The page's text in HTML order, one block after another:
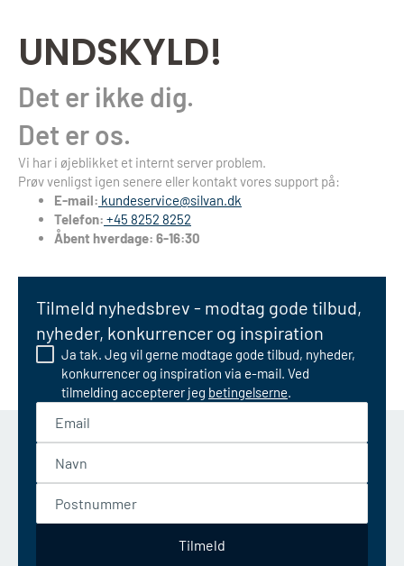
UNDSKYLD!
Det er ikke dig.
Det er os.
Vi har i øjeblikket et internt server problem.
Prøv venligst igen senere eller kontakt vores support på:
E-mail: kundeservice@silvan.dk
Telefon: +45 8252 8252
Åbent hverdage: 6-16:30
Tilmeld nyhedsbrev - modtag gode tilbud,
nyheder, konkurrencer og inspiration
Ja tak. Jeg vil gerne modtage gode tilbud, nyheder,
konkurrencer og inspiration via e-mail. Ved
tilmelding accepterer jeg betingelserne.
Tilmeld